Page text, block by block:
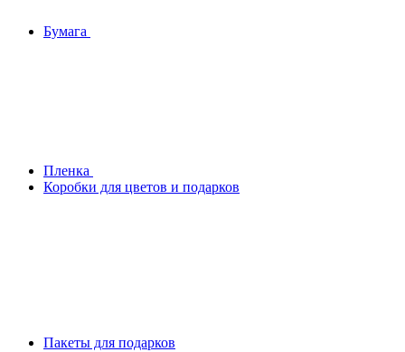
Бумага
Плeнка
Коробки для цветов и подарков
Пакеты для подарков